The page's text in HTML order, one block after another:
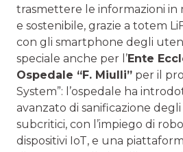
trasmettere le informazioni in
e sostenibile, grazie a totem
con gli smartphone degli
speciale anche per l’Ente
Ospedale “F. Miulli” per il
System”: l’ospedale ha
avanzato di sanificazione
subcritici, con l’impiego di
dispositivi IoT, e una